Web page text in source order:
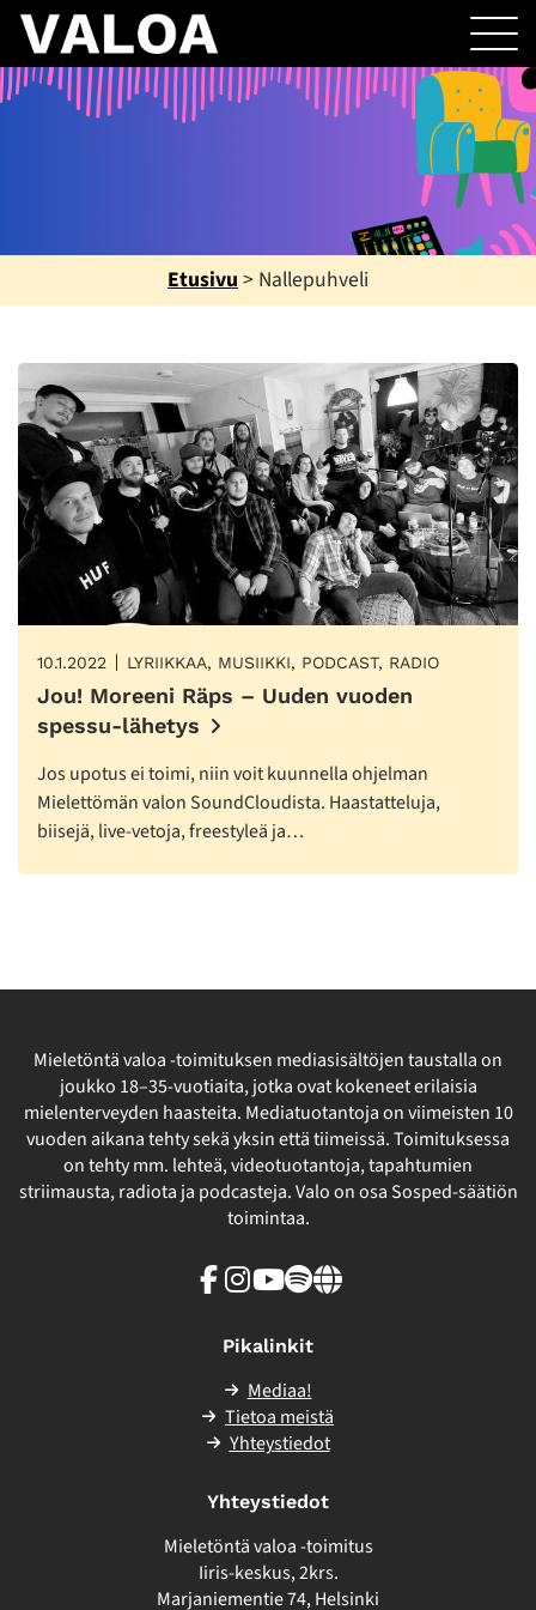
Etusivu > Nallepuhveli
10.1.2022 LYRIIKKAA, MUSIIKKI, PODCAST, RADIO
Jou! Moreeni Räps – Uuden vuoden
spessu-lähetys
Jos upotus ei toimi, niin voit kuunnella ohjelman
Mielettömän valon SoundCloudista. Haastatteluja,
biisejä, live-vetoja, freestyleä ja…
Mieletöntä valoa -toimituksen mediasisältöjen taustalla on
joukko 18–35-vuotiaita, jotka ovat kokeneet erilaisia
mielenterveyden haasteita. Mediatuotantoja on viimeisten 10
vuoden aikana tehty sekä yksin että tiimeissä. Toimituksessa
on tehty mm. lehteä, videotuotantoja, tapahtumien
striimausta, radiota ja podcasteja. Valo on osa Sosped-säätiön
toimintaa.
Facebook
Instagram
Youtube
SpotifyLinkki
Pikalinkit
Mediaa!
Tietoa meistä
Yhteystiedot
Yhteystiedot
Mieletöntä valoa -toimitus
Iiris-keskus, 2krs.
Marjaniementie 74, Helsinki